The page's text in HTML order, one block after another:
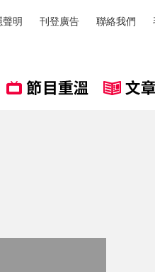
聲明 刊登廣告 聯絡我們